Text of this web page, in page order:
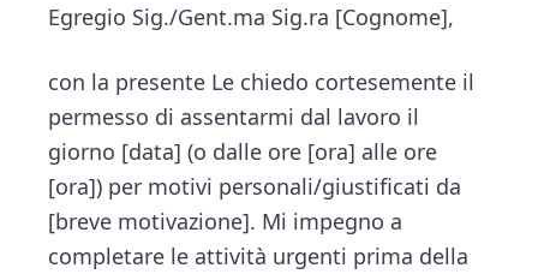
Egregio Sig./Gent.ma Sig.ra [Cognome],
con la presente Le chiedo cortesemente il
permesso di assentarmi dal lavoro il
giorno [data] (o dalle ore [ora] alle ore
[ora]) per motivi personali/giustificati da
[breve motivazione]. Mi impegno a
completare le attività urgenti prima della